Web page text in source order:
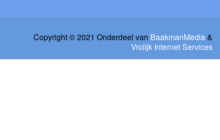
Copyright © 2021 Onderdeel van BaakmanMedia&
Vrolijk Internet Services